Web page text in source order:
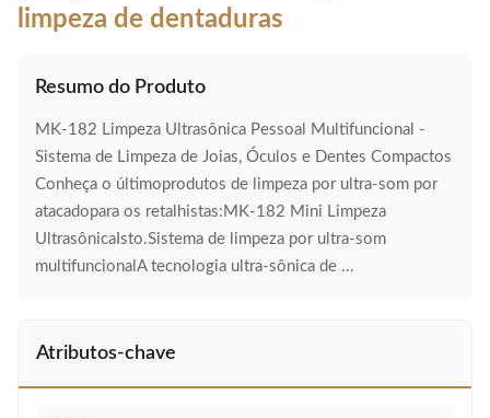
limpeza de dentaduras
Resumo do Produto
MK-182 Limpeza Ultrasônica Pessoal Multifuncional -
Sistema de Limpeza de Joias, Óculos e Dentes Compactos
Conheça o últimoprodutos de limpeza por ultra-som por
atacadopara os retalhistas:MK-182 Mini Limpeza
UltrasônicaIsto.Sistema de limpeza por ultra-som
multifuncionalA tecnologia ultra-sônica de ...
Atributos-chave